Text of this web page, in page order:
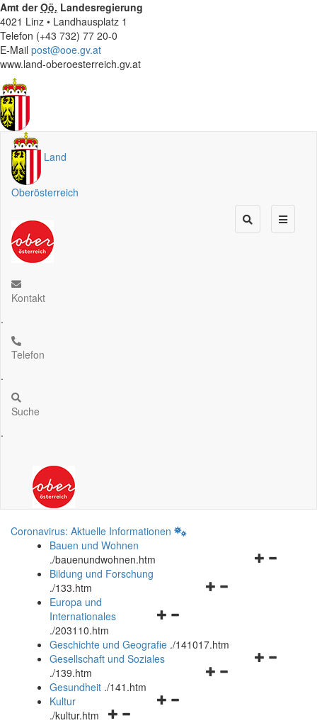
Amt derOö. Landesregierung
4021 Linz • Landhausplatz 1
Telefon (+43 732) 77 20-0
E-Mail post@ooe.gv.at
www.land-oberoesterreich.gv.at
Land
Oberösterreich
Kontakt
.
Telefon
.
Suche
.
Coronavirus: Aktuelle Informationen
Bauen und Wohnen
./bauenundwohnen.htm
Navigationsmenü
Bildung und Forschung
./133.htm
Navigationsmenü
und
schließen
Europa und
Internationales
./203110.htm
Geschichte und Geografie ./141017.htm
Navigationsmenü
Gesellschaft und Soziales
./139.htm
Navigationsmenü
Gesundheit ./141.htm
Navigationsmenü
Kultur
./kultur.htm